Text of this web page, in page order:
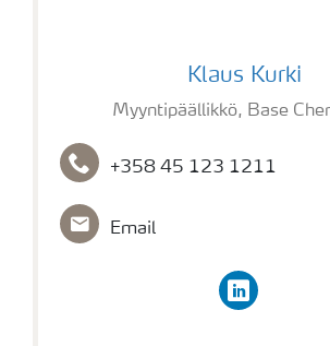
Klaus Kurki
Myyntipäällikkö, Base
+358 45 123 1211
Email
linkedin